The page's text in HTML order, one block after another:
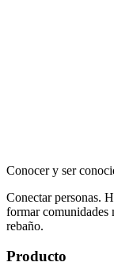
Conocer y ser
Conectar personas.
formar comunidades
rebaño.
Producto